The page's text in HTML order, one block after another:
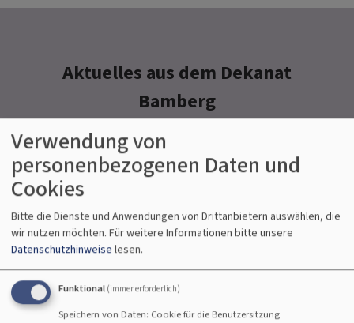
Aktuelles aus dem Dekanat
Bamberg
Kirche im Wandel: Regionale
Gebäudebedarfsplanung
Verwendung von
personenbezogenen Daten und
Cookies
Bitte die Dienste und Anwendungen von Drittanbietern auswählen, die
wir nutzen möchten. Für weitere Informationen bitte unsere
Datenschutzhinweise lesen.
Funktional (immer erforderlich)
Speichern von Daten: Cookie für die Benutzersitzung